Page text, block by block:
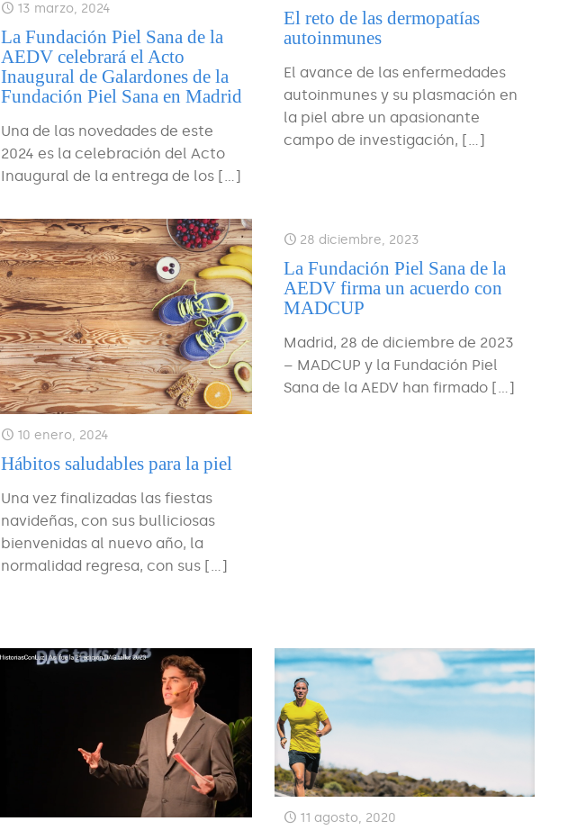
13 marzo, 2024
La Fundación Piel Sana de la
AEDV celebrará el Acto
Inaugural de Galardones de la
Fundación Piel Sana en Madrid
Una de las novedades de este
2024 es la celebración del Acto
Inaugural de la entrega de los […]
El reto de las dermopatías
autoinmunes
El avance de las enfermedades
autoinmunes y su plasmación en
la piel abre un apasionante
campo de investigación, […]
10 enero, 2024
Hábitos saludables para la piel
Una vez finalizadas las fiestas
navideñas, con sus bulliciosas
bienvenidas al nuevo año, la
normalidad regresa, con sus […]
28 diciembre, 2023
La Fundación Piel Sana de la
AEDV firma un acuerdo con
MADCUP
Madrid, 28 de diciembre de 2023
– MADCUP y la Fundación Piel
Sana de la AEDV han firmado […]
11 agosto, 2020